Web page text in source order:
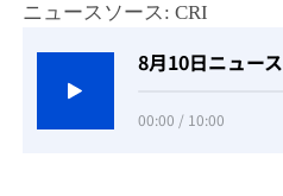
ニュースソース: CRI
8月10日ニュース
00:00 / 10:00